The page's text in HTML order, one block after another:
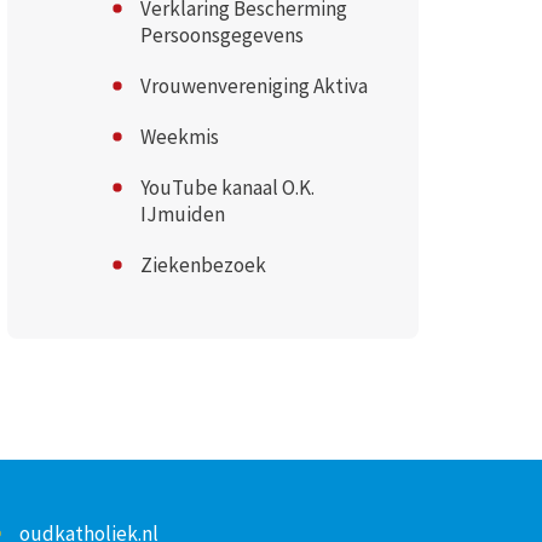
Verklaring Bescherming
Persoonsgegevens
Vrouwenvereniging Aktiva
Weekmis
YouTube kanaal O.K.
IJmuiden
Ziekenbezoek
oudkatholiek.nl